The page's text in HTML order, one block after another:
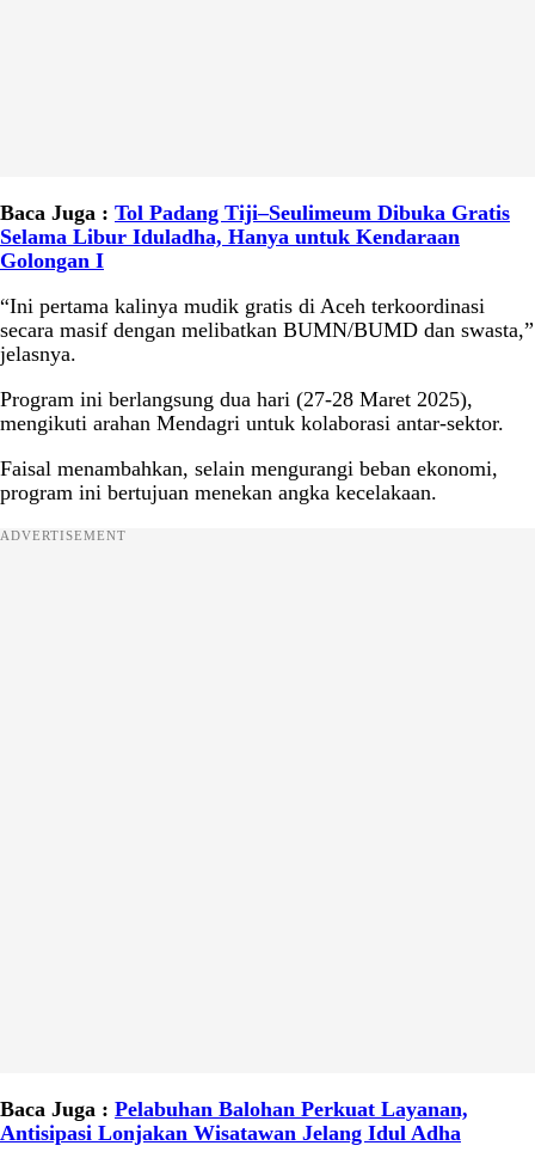
Baca Juga : Tol Padang Tiji–Seulimeum Dibuka Gratis
Selama Libur Iduladha, Hanya untuk Kendaraan
Golongan I
“Ini pertama kalinya mudik gratis di Aceh terkoordinasi
secara masif dengan melibatkan BUMN/BUMD dan swasta,”
jelasnya.
Program ini berlangsung dua hari (27-28 Maret 2025),
mengikuti arahan Mendagri untuk kolaborasi antar-sektor.
Faisal menambahkan, selain mengurangi beban ekonomi,
program ini bertujuan menekan angka kecelakaan.
ADVERTISEMENT
Baca Juga : Pelabuhan Balohan Perkuat Layanan,
Antisipasi Lonjakan Wisatawan Jelang Idul Adha